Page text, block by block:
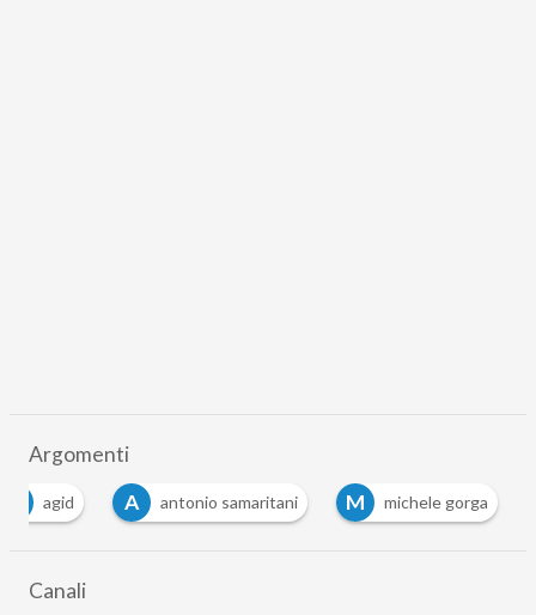
Argomenti
agid A antonio samaritani M michele gorga
Canali